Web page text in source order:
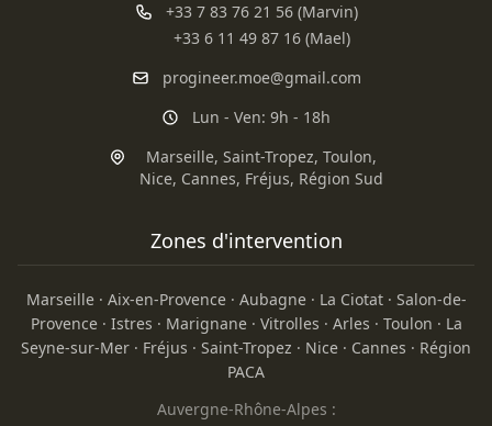
+33 7 83 76 21 56 (Marvin)
+33 6 11 49 87 16 (Mael)
progineer.moe@gmail.com
Lun - Ven: 9h - 18h
Marseille, Saint-Tropez, Toulon,
Nice, Cannes, Fréjus, Région Sud
Zones d'intervention
Marseille· Aix-en-Provence· Aubagne· La Ciotat· Salon-de-
Provence· Istres · Marignane· Vitrolles · Arles · Toulon · La
Seyne-sur-Mer · Fréjus · Saint-Tropez · Nice · Cannes · Région
PACA
Auvergne-Rhône-Alpes :